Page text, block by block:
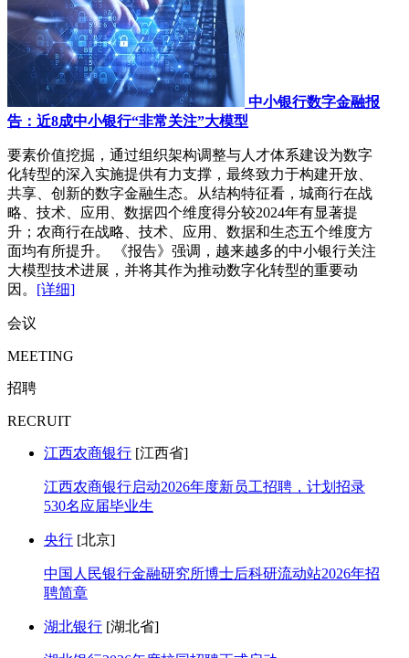
中小银行数字金融报
告：近8成中小银行“非常关注”大模型
要素价值挖掘，通过组织架构调整与人才体系建设为数字
化转型的深入实施提供有力支撑，最终致力于构建开放、
共享、创新的数字金融生态。从结构特征看，城商行在战
略、技术、应用、数据四个维度得分较2024年有显著提
升；农商行在战略、技术、应用、数据和生态五个维度方
面均有所提升。 《报告》强调，越来越多的中小银行关注
大模型技术进展，并将其作为推动数字化转型的重要动
因。 [详细]
会议
MEETING
招聘
RECRUIT
江西农商银行 [江西省]
江西农商银行启动2026年度新员工招聘，计划招录
530名应届毕业生
央行 [北京]
中国人民银行金融研究所博士后科研流动站2026年招
聘简章
湖北银行 [湖北省]